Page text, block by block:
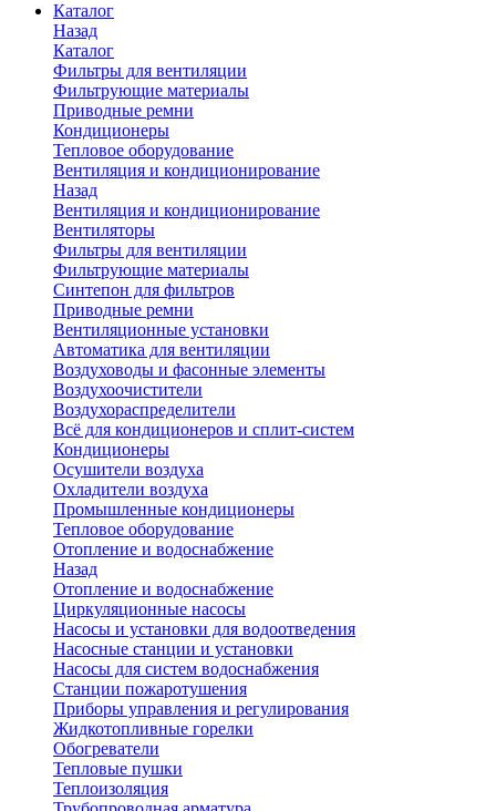
Каталог
Назад
Каталог
Фильтры для вентиляции
Фильтрующие материалы
Приводные ремни
Кондиционеры
Тепловое оборудование
Вентиляция и кондиционирование
Назад
Вентиляция и кондиционирование
Вентиляторы
Фильтры для вентиляции
Фильтрующие материалы
Синтепон для фильтров
Приводные ремни
Вентиляционные установки
Автоматика для вентиляции
Воздуховоды и фасонные элементы
Воздухоочистители
Воздухораспределители
Всё для кондиционеров и сплит-систем
Кондиционеры
Осушители воздуха
Охладители воздуха
Промышленные кондиционеры
Тепловое оборудование
Отопление и водоснабжение
Назад
Отопление и водоснабжение
Циркуляционные насосы
Насосы и установки для водоотведения
Насосные станции и установки
Насосы для систем водоснабжения
Станции пожаротушения
Приборы управления и регулирования
Жидкотопливные горелки
Обогреватели
Тепловые пушки
Теплоизоляция